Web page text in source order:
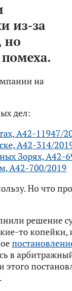
из-за
но
на
дел:
А42-11947/
А42-314/
Зорях, А42-
А42-700/2019
Но что
решение
то копейки,
в
этого